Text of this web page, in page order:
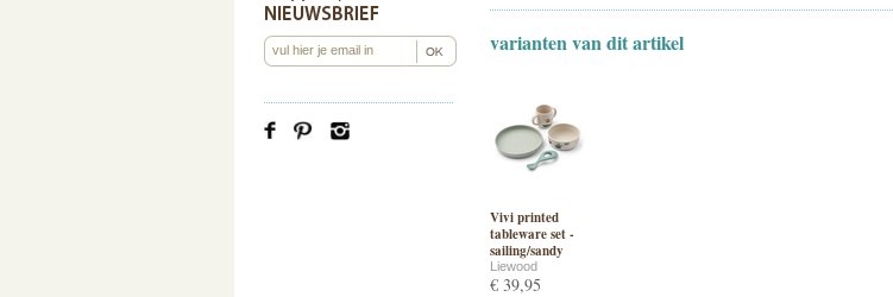
varianten van dit artikel
Vivi printed
tableware set -
sailing/sandy
Liewood
€ 39,95